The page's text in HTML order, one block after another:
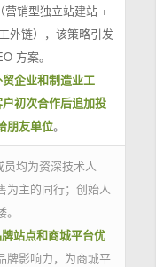
营销型独立站建站 +
外链），该策略引发
方案。
企业和制造业工
初次合作后追加投
朋友单位。
员均为资深技术人
为主的同行；创始人
站点和商城平台优
牌影响力，为商城平